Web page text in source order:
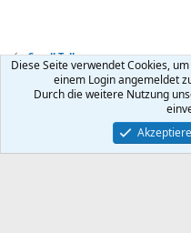
Small Talk
Kontakt
Community platform by XenForo ® ©
Diese Seite verwendet Cookies,
einem Login angemeldet
Durch die weitere Nutzung